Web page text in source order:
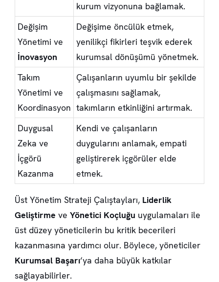
kurum vizyonuna bağlamak.
Değişim
Yönetimi ve
İnovasyon
Değişime öncülük etmek,
yenilikçi fikirleri teşvik ederek
kurumsal dönüşümü yönetmek.
Takım
Yönetimi ve
Koordinasyon
Çalışanların uyumlu bir şekilde
çalışmasını sağlamak,
takımların etkinliğini artırmak.
Duygusal
Zeka ve
İçgörü
Kazanma
Kendi ve çalışanların
duygularını anlamak, empati
geliştirerek içgörüler elde
etmek.
Üst Yönetim Strateji Çalıştayları, Liderlik
Geliştirme ve Yönetici Koçluğu uygulamaları ile
üst düzey yöneticilerin bu kritik becerileri
kazanmasına yardımcı olur. Böylece, yöneticiler
Kurumsal Başarı‘ya daha büyük katkılar
sağlayabilirler.